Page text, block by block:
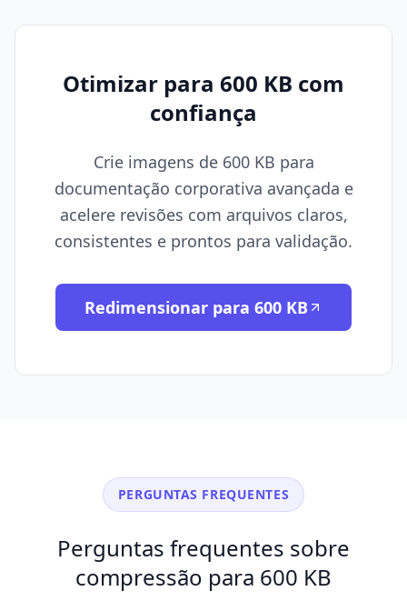
Otimizar para 600 KB com
confiança
Crie imagens de 600 KB para
documentação corporativa avançada e
acelere revisões com arquivos claros,
consistentes e prontos para validação.
Redimensionar para 600 KB
PERGUNTAS FREQUENTES
Perguntas frequentes sobre
compressão para 600 KB